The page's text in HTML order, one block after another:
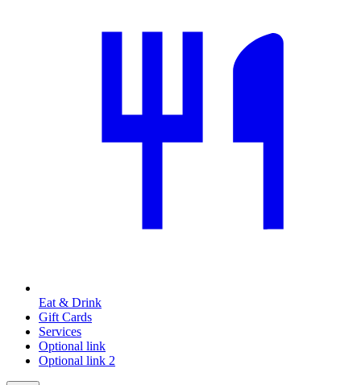
Eat & Drink
Gift Cards
Services
Optional link
Optional link 2